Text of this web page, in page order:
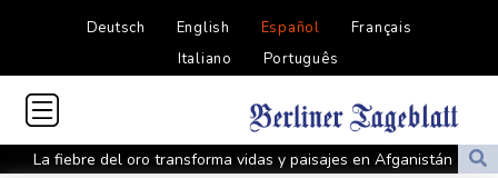
Deutsch English Español
Français
Italiano
Português
La fiebre del oro transforma vidas y paisajes en Afganistán